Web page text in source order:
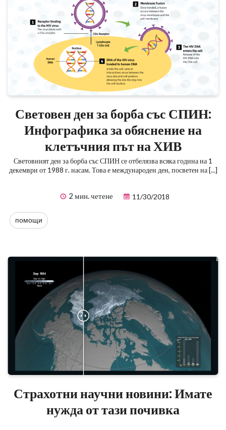
Световен ден за борба със СПИН:
Инфографика за обяснение на
клетъчния път на ХИВ
Световният ден за борба със СПИН се отбелязва всяка година на 1
декември от 1988 г. насам. Това е международен ден, посветен на [...]
2 мин. четене 11/30/2018
помощи
Страхотни научни новини: Имате
нужда от тази почивка